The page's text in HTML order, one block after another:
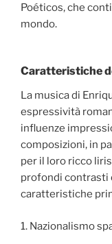
Poéticos, che
mondo.
Caratteristiche
La musica di
espressività
influenze
composizioni, in
per il loro ricco
profondi contrasti
caratteristiche
1. Nazionalismo